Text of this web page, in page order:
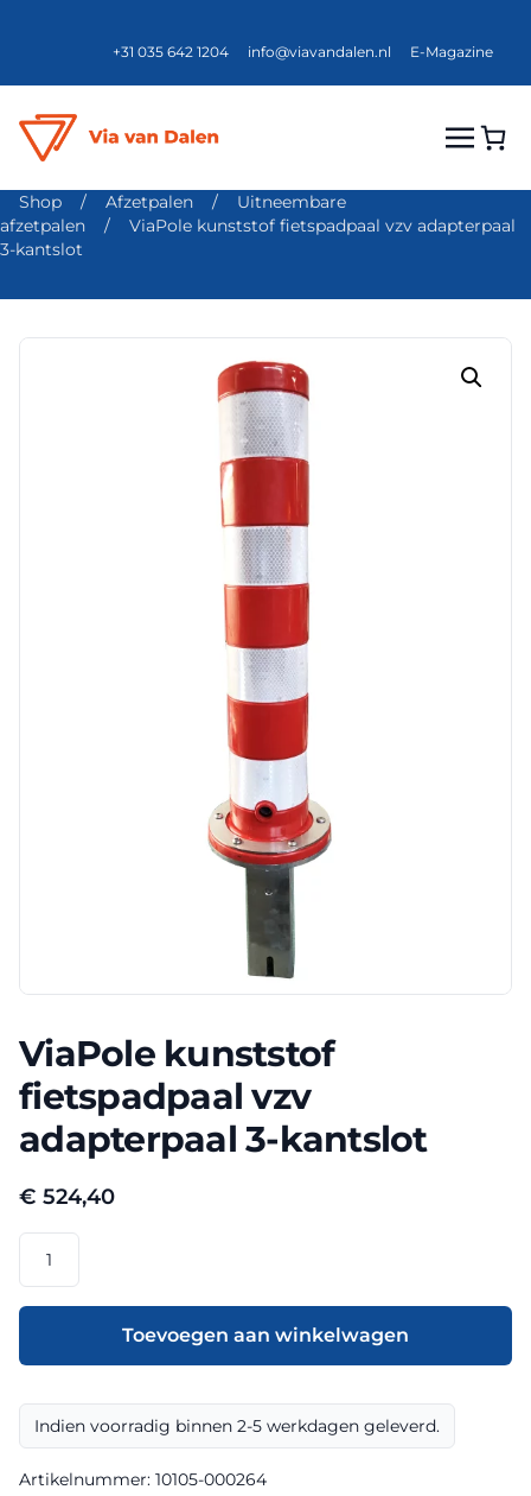
+31 035 642 1204 info@viavandalen.nl E-Magazine
Shop / Afzetpalen /
Uitneembare
afzetpalen
/
ViaPole kunststof fietspadpaal vzv adapterpaal
3-kantslot
ViaPole kunststof
fietspadpaal vzv
adapterpaal 3-kantslot
€ 524,40
kunststof
fietspadpaal
adapterpaal
kantslot
aantal
Toevoegen aan winkelwagen
Indien voorradig binnen 2-5 werkdagen geleverd.
Artikelnummer: 10105-000264